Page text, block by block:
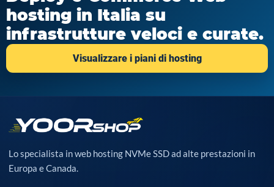
hosting in Italia su
infrastrutture veloci e curate.
Visualizzare i piani di hosting
Lo specialista in web hosting NVMe SSD ad alte prestazioni in
Europa e Canada.